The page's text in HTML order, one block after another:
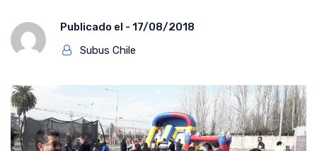
Publicado el - 17/08/2018
Subus Chile